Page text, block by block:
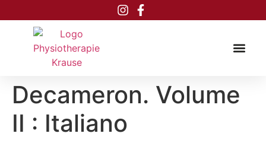
Decameron. Volume
II : Italiano